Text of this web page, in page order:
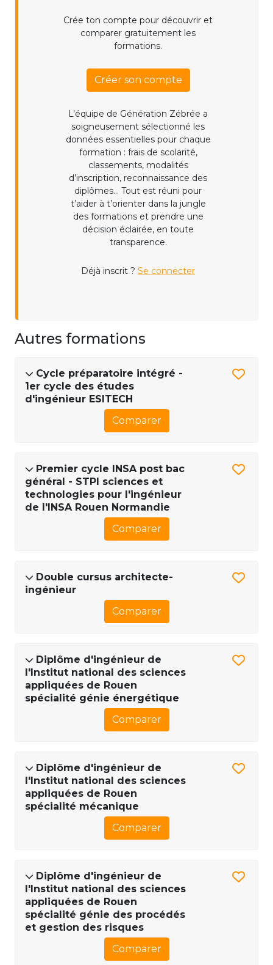
Crée ton compte pour découvrir et
comparer gratuitement les
formations.
Créer son compte
L’équipe de Génération Zébrée a
soigneusement sélectionné les
données essentielles pour chaque
formation : frais de scolarité,
classements, modalités
d’inscription, reconnaissance des
diplômes... Tout est réuni pour
t’aider à t’orienter dans la jungle
des formations et prendre une
décision éclairée, en toute
transparence.
Déjà inscrit ? Se connecter
Autres formations
Cycle préparatoire intégré -
1er cycle des études
d'ingénieur ESITECH
Comparer
Premier cycle INSA post bac
général - STPI sciences et
technologies pour l'ingénieur
de l'INSA Rouen Normandie
Comparer
Double cursus architecte-
ingénieur
Comparer
Diplôme d'ingénieur de
l'Institut national des sciences
appliquées de Rouen
spécialité génie énergétique
Comparer
Diplôme d'ingénieur de
l'Institut national des sciences
appliquées de Rouen
spécialité mécanique
Comparer
Diplôme d'ingénieur de
l'Institut national des sciences
appliquées de Rouen
spécialité génie des procédés
et gestion des risques
Comparer